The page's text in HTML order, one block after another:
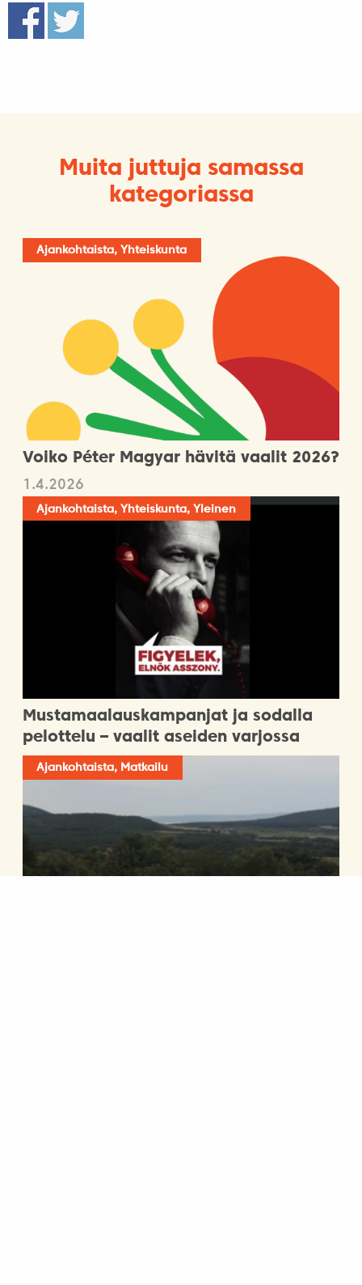
Muita juttuja samassa
kategoriassa
Ajankohtaista, Yhteiskunta
Voiko Péter Magyar hävitä vaalit 2026?
1.4.2026
Ajankohtaista, Yhteiskunta, Yleinen
Mustamaalauskampanjat ja sodalla
pelottelu – vaalit aseiden varjossa
Ajankohtaista, Matkailu